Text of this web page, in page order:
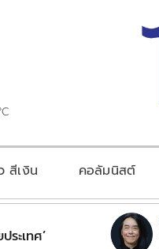
สีเงิน คอลัมนิสต์
ระเทศ’